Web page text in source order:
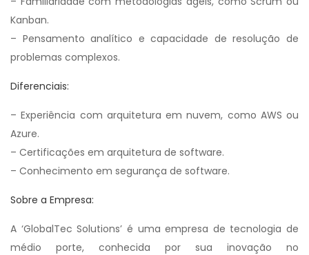
Kanban.
– Pensamento analítico e capacidade de resolução de
problemas complexos.
Diferenciais:
– Experiência com arquitetura em nuvem, como AWS ou
Azure.
– Certificações em arquitetura de software.
– Conhecimento em segurança de software.
Sobre a Empresa:
A ‘GlobalTec Solutions’ é uma empresa de tecnologia de
médio porte, conhecida por sua inovação no